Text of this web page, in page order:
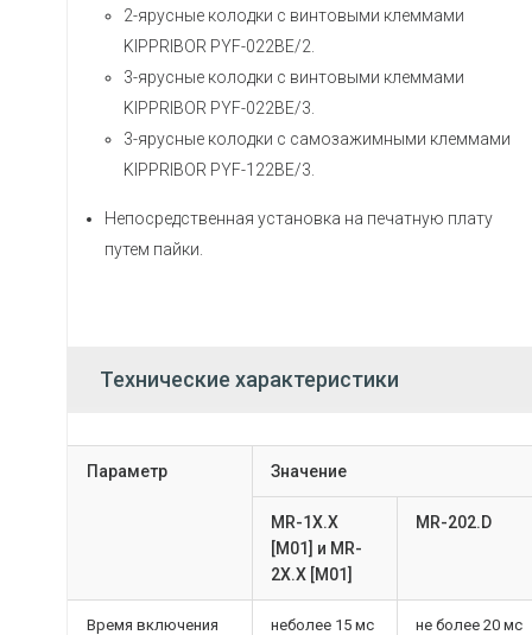
2-ярусные колодки с винтовыми клеммами
KIPPRIBOR PYF-022BE/2.
3-ярусные колодки с винтовыми клеммами
KIPPRIBOR PYF-022BE/3.
3-ярусные колодки с самозажимными клеммами
KIPPRIBOR PYF-122BE/3.
Непосредственная установка на печатную плату
путем пайки.
Технические характеристики
Параметр Значение
MR-1X.X
[M01] и MR-
2X.X [M01]
MR-202.D
Время включения
неболее 15 мс не более 20 мс